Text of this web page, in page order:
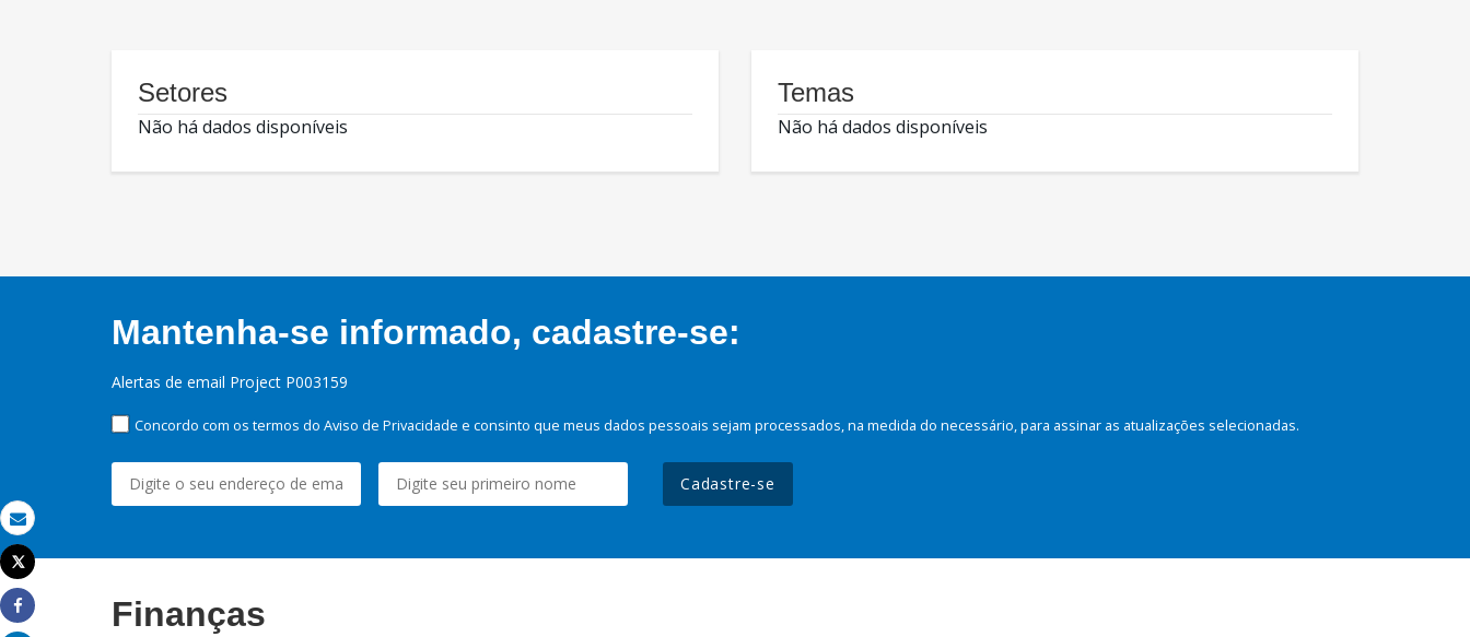
Email
Imprimir
Tweet
Share
Setores
Não há dados disponíveis
Temas
Não há dados disponíveis
Mantenha-se informado, cadastre-se:
Alertas de email Project P003159
Concordo com os termos do Aviso de Privacidade e consinto que meus dados pessoais sejam processados, na medida do necessário, para assinar as atualizações selecionadas.
Cadastre-se
Finanças